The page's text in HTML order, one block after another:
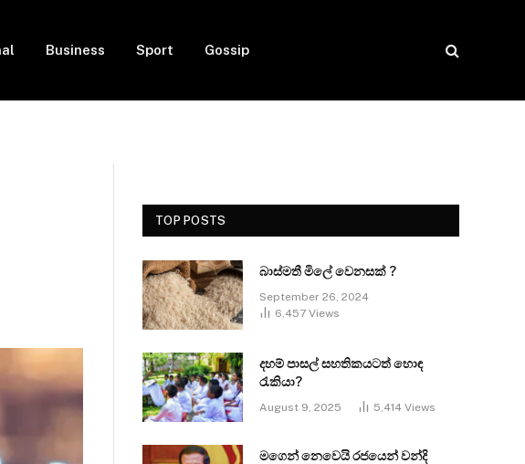
Business Sport Gossip
TOP POSTS
බාස්මතී මිලේ වෙනසක් ?
September 26, 2024
6,457 Views
දහම් පාසල් සහතිකයටත් හොඳ
රැකියා?
August 9, 2025 5,414 Views
මගෙන් නෙවෙයි රජයෙන් වන්දි